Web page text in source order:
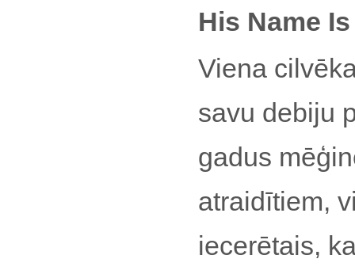
His Name
Viena
savu debiju
gadus
atraidītiem,
iecerētais,